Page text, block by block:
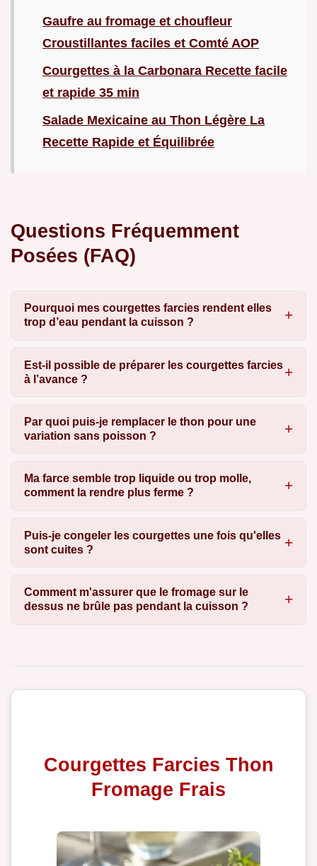
Gaufre au fromage et choufleur
Croustillantes faciles et Comté AOP
Courgettes à la Carbonara Recette facile
et rapide 35 min
Salade Mexicaine au Thon Légère La
Recette Rapide et Équilibrée
Questions Fréquemment
Posées (FAQ)
Pourquoi mes courgettes farcies rendent elles
trop d’eau pendant la cuisson ?
Est-il possible de préparer les courgettes farcies
à l’avance ?
Par quoi puis-je remplacer le thon pour une
variation sans poisson ?
Ma farce semble trop liquide ou trop molle,
comment la rendre plus ferme ?
Puis-je congeler les courgettes une fois qu'elles
sont cuites ?
Comment m'assurer que le fromage sur le
dessus ne brûle pas pendant la cuisson ?
Courgettes Farcies Thon
Fromage Frais